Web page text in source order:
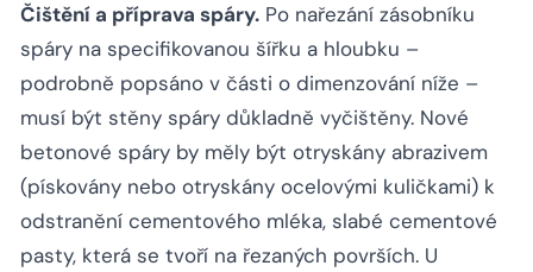
Čištění a příprava spáry. Po nařezání zásobníku
spáry na specifikovanou šířku a hloubku –
podrobně popsáno v části o dimenzování níže –
musí být stěny spáry důkladně vyčištěny. Nové
betonové spáry by měly být otryskány abrazivem
(pískovány nebo otryskány ocelovými kuličkami) k
odstranění cementového mléka, slabé cementové
pasty, která se tvoří na řezaných površích. U